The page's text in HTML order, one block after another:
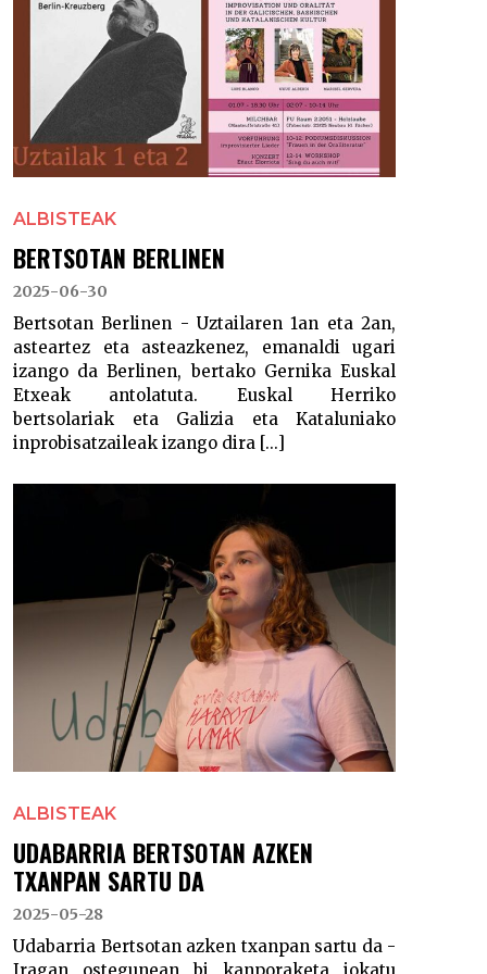
ALBISTEAK
BERTSOTAN BERLINEN
2025-06-30
Bertsotan Berlinen - Uztailaren 1an eta 2an,
asteartez eta asteazkenez, emanaldi ugari
izango da Berlinen, bertako Gernika Euskal
Etxeak antolatuta. Euskal Herriko
bertsolariak eta Galizia eta Kataluniako
inprobisatzaileak izango dira [...]
ALBISTEAK
UDABARRIA BERTSOTAN AZKEN
TXANPAN SARTU DA
2025-05-28
Udabarria Bertsotan azken txanpan sartu da -